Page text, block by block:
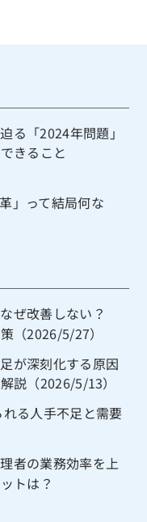
る「2024年問題」
きること
」って結局何な
ぜ改善しない？
（2026/5/27）
が深刻化する原因
説（2026/5/13）
る人手不足と需要
者の業務効率を上
トは？